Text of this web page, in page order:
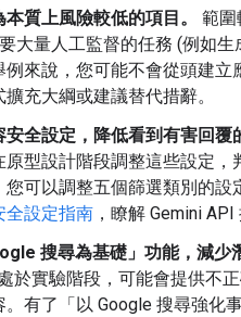
質上風險較低的項目。
範圍
大量人工監督的任務 (例如
例來說，您可能不會從頭建
充大綱或建議替代措辭。
全設定，降低看到有害回覆
原型設計階段調整這些設定
您可以調整五個篩選類別的
全設定指南 ，瞭解 Gemini
搜尋為基礎」功能，減少
於實驗階段，可能會提供不
有了「以 Google 搜尋強化